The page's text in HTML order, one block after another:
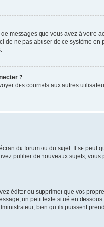
messages que vous avez à
ne pas abuser de ce système
?
des courriels aux autres
du forum ou du sujet. Il se
publier de nouveaux sujets,
éditer ou supprimer que vos
un petit texte situé en
bien qu’ils puissent